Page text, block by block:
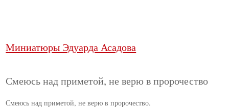
Миниатюры Эдуарда Асадова
Смеюсь над приметой, не верю в пророчество
Смеюсь над приметой, не верю в пророчество.